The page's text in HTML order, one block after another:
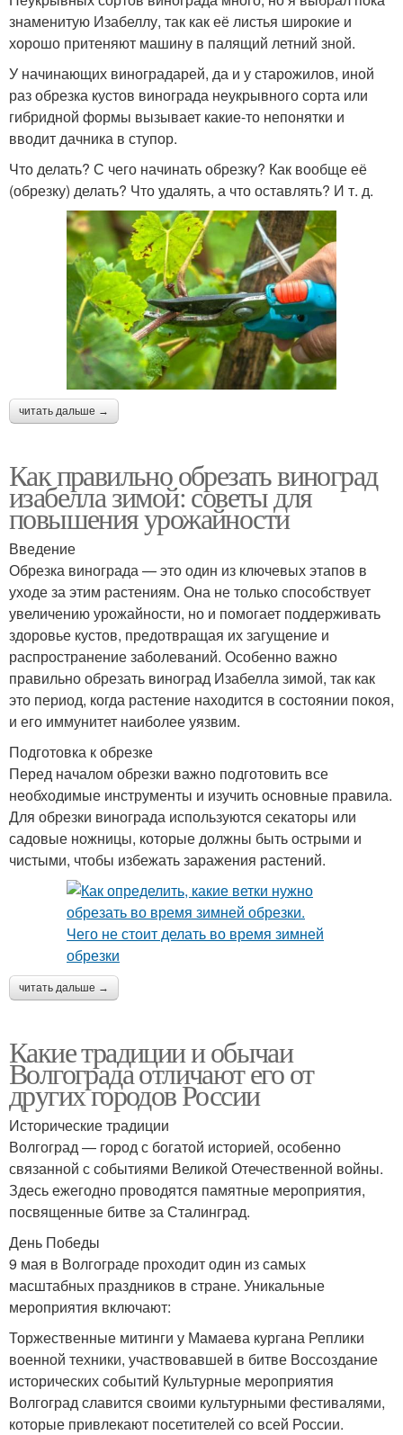
знаменитую Изабеллу, так как её листья широкие и
хорошо притеняют машину в палящий летний зной.
У начинающих виноградарей, да и у старожилов, иной
раз обрезка кустов винограда неукрывного сорта или
гибридной формы вызывает какие-то непонятки и
вводит дачника в ступор.
Что делать? С чего начинать обрезку? Как вообще её
(обрезку) делать? Что удалять, а что оставлять? И т. д.
читать дальше →
Как правильно обрезать виноград
изабелла зимой: советы для
повышения урожайности
Введение
Обрезка винограда — это один из ключевых этапов в
уходе за этим растениям. Она не только способствует
увеличению урожайности, но и помогает поддерживать
здоровье кустов, предотвращая их загущение и
распространение заболеваний. Особенно важно
правильно обрезать виноград Изабелла зимой, так как
это период, когда растение находится в состоянии покоя,
и его иммунитет наиболее уязвим.
Подготовка к обрезке
Перед началом обрезки важно подготовить все
необходимые инструменты и изучить основные правила.
Для обрезки винограда используются секаторы или
садовые ножницы, которые должны быть острыми и
чистыми, чтобы избежать заражения растений.
читать дальше →
Какие традиции и обычаи
Волгограда отличают его от
других городов России
Исторические традиции
Волгоград — город с богатой историей, особенно
связанной с событиями Великой Отечественной войны.
Здесь ежегодно проводятся памятные мероприятия,
посвященные битве за Сталинград.
День Победы
9 мая в Волгограде проходит один из самых
масштабных праздников в стране. Уникальные
мероприятия включают:
Торжественные митинги у Мамаева кургана Реплики
военной техники, участвовавшей в битве Воссоздание
исторических событий Культурные мероприятия
Волгоград славится своими культурными фестивалями,
которые привлекают посетителей со всей России.